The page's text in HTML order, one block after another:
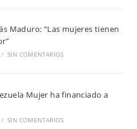
Maduro: “Las mujeres tienen
/ SIN COMENTARIOS
Mujer ha financiado a
/ SIN COMENTARIOS